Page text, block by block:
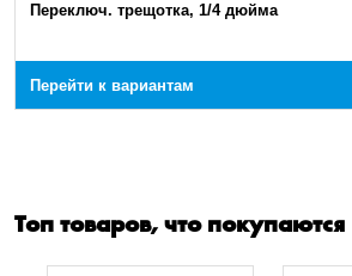
Переключ. трещотка, 1/4 дюйма
Перейти к вариантам
Топ товаров, что покупаются